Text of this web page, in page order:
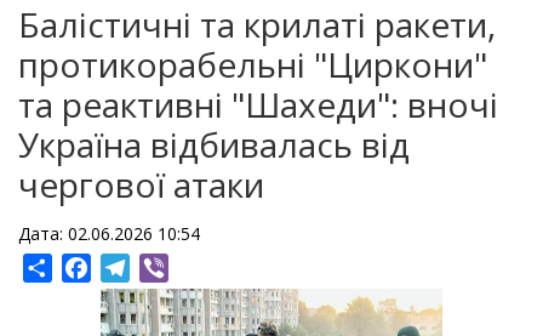
Балістичні та крилаті ракети,
протикорабельні "Циркони"
та реактивні "Шахеди": вночі
Україна відбивалась від
чергової атаки
Дата: 02.06.2026 10:54
ShareFacebookTelegram